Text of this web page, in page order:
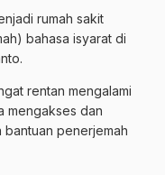
rumah sakit
bahasa isyarat di
rentan mengalami
mengakses dan
bantuan penerjemah